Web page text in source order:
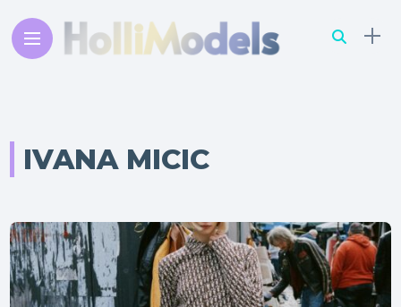
IVANA MICIC